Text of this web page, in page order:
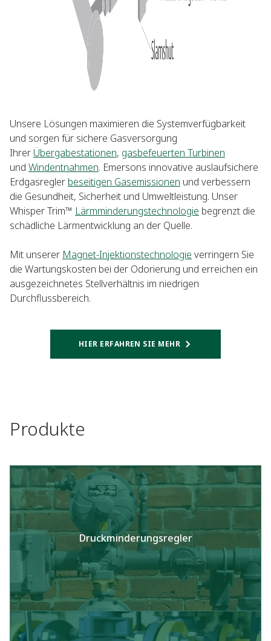
Unsere Lösungen maximieren die Systemverfügbarkeit
und sorgen für sichere Gasversorgung
Ihrer Übergabestationen, gasbefeuerten Turbinen
und Windentnahmen. Emersons innovative auslaufsichere
Erdgasregler beseitigen Gasemissionen und verbessern
die Gesundheit, Sicherheit und Umweltleistung. Unser
Whisper Trim™ Lärmminderungstechnologie begrenzt die
schädliche Lärmentwicklung an der Quelle.
Mit unserer Magnet-Injektionstechnologie verringern Sie
die Wartungskosten bei der Odorierung und erreichen ein
ausgezeichnetes Stellverhältnis im niedrigen
Durchflussbereich.
HIER ERFAHREN SIE MEHR
Produkte
Druckminderungsregler